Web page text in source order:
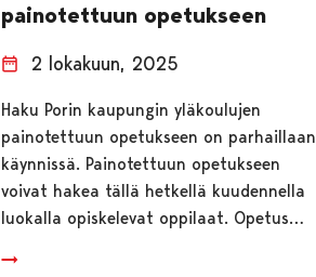
painotettuun opetukseen
2 lokakuun, 2025
Haku Porin kaupungin yläkoulujen
painotettuun opetukseen on parhaillaan
käynnissä. Painotettuun opetukseen
voivat hakea tällä hetkellä kuudennella
luokalla opiskelevat oppilaat. Opetus…